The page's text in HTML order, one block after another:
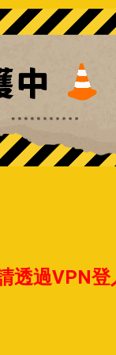
透過VPN登